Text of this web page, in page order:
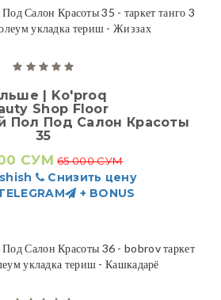
| Ko'proq
Shop Floor
Пол Под Салон Красоты
35
СУМ 65 000 СУМ
Снизить цену
+ BONUS